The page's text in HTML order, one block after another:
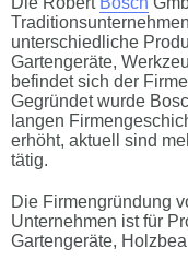
unterschiedliche
Gartengeräte,
befindet sich der
Gegründet wurde
langen
erhöht, aktuell sind
tätig.
Die Firmengründung
Unternehmen ist für
Gartengeräte,